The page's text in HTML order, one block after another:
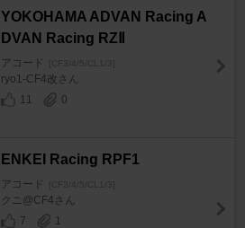
YOKOHAMA ADVAN Racing A
DVAN Racing RZⅡ
アコード [CF3/4/5/CL1/3]
ryo1-CF4改さん
11
0
ENKEI Racing RPF1
アコード [CF3/4/5/CL1/3]
クニ@CF4さん
7
1